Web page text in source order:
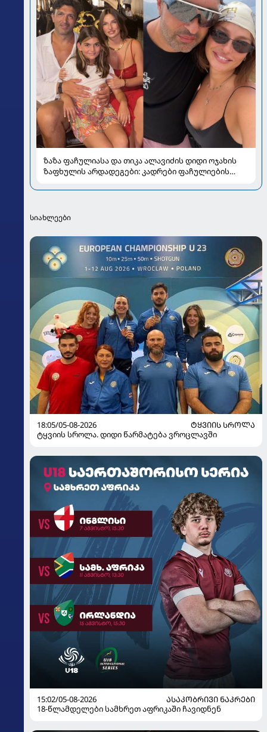
ზაზა ფაჩულიასა და თიკა ალავიძის დიდი ოჯახის
ზაფხულის არდადეგები: კადრები ფაჩულიების
სიახლეები
18:05/05-08-2026
ᲢᲧᲕᲘᲘᲡ ᲡᲠᲝᲚᲐ
ტყვიის სროლა. დიდი წარმატება ვროცლავში
15:02/05-08-2026
ᲐᲡᲐᲙᲝᲑᲠᲘᲕᲘ ᲜᲐᲙᲠᲔᲑᲘ
18-წლამდელები სამხრეთ აფრიკაში ჩავიდნენ